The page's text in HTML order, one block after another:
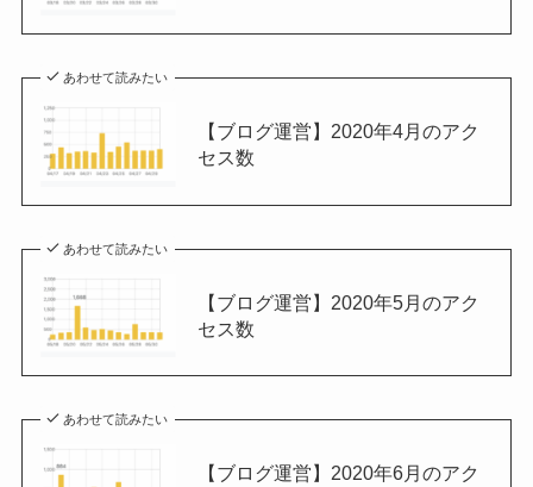
あわせて読みたい
【ブログ運営】2020年4月のアク
セス数
あわせて読みたい
【ブログ運営】2020年5月のアク
セス数
あわせて読みたい
【ブログ運営】2020年6月のアク